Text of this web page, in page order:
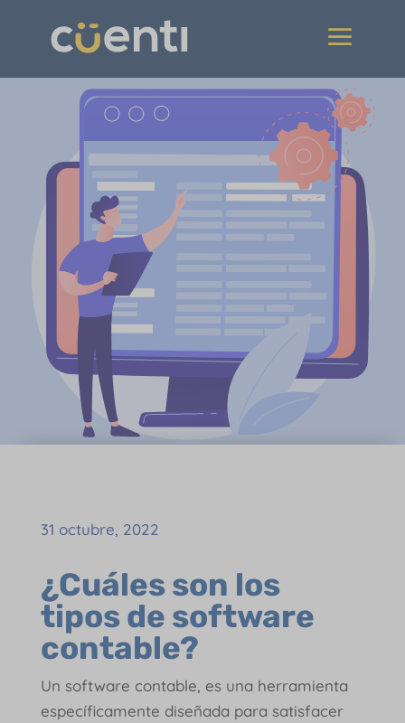
31 octubre, 2022
¿Cuáles son los
tipos de software
contable?
Un software contable, es una herramienta
específicamente diseñada para satisfacer